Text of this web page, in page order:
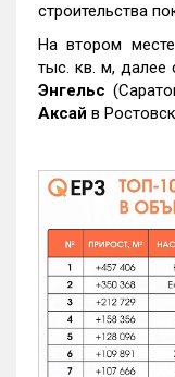
строительства
На втором месте
тыс. кв. м, далее
Энгельс
Аксай в